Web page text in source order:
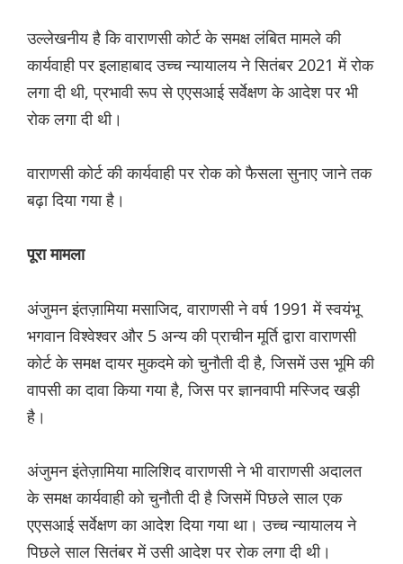
उल्लेखनीय है कि वाराणसी कोर्ट के समक्ष लंबित मामले की
कार्यवाही पर इलाहाबाद उच्च न्यायालय ने सितंबर 2021 में रोक
लगा दी थी, प्रभावी रूप से एएसआई सर्वेक्षण के आदेश पर भी
रोक लगा दी थी।
वाराणसी कोर्ट की कार्यवाही पर रोक को फैसला सुनाए जाने तक
बढ़ा दिया गया है।
पूरा मामला
अंजुमन इंतज़ामिया मसाजिद, वाराणसी ने वर्ष 1991 में स्वयंभू
भगवान विश्वेश्वर और 5 अन्य की प्राचीन मूर्ति द्वारा वाराणसी
कोर्ट के समक्ष दायर मुकदमे को चुनौती दी है, जिसमें उस भूमि की
वापसी का दावा किया गया है, जिस पर ज्ञानवापी मस्जिद खड़ी
है।
अंजुमन इंतेज़ामिया मालिशिद वाराणसी ने भी वाराणसी अदालत
के समक्ष कार्यवाही को चुनौती दी है जिसमें पिछले साल एक
एएसआई सर्वेक्षण का आदेश दिया गया था। उच्च न्यायालय ने
पिछले साल सितंबर में उसी आदेश पर रोक लगा दी थी।